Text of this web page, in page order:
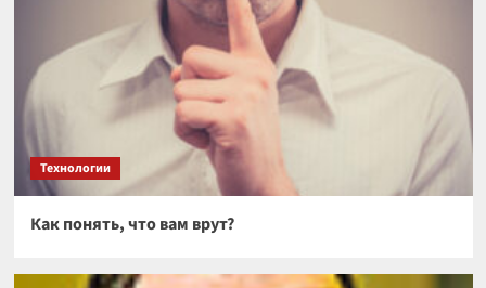
Технологии
Как понять, что вам врут?